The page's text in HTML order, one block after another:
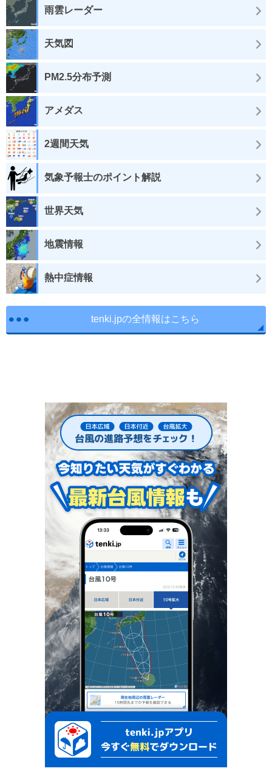
雨雲レーダー
天気図
PM2.5分布予測
アメダス
2週間天気
気象予報士のポイント解説
世界天気
地震情報
熱中症情報
tenki.jpの全情報はこちら